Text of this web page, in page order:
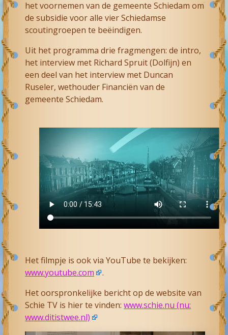
het voornemen van de gemeente Schiedam om
de subsidie voor alle vier Schiedamse
scoutingroepen te beëindigen.
Uit het programma drie fragmengen: de intro,
het interview met Richard Spruit (Dolfijn) en
een deel van het interview met Duncan
Ruseler, wethouder Financiën van de
gemeente Schiedam.
Het filmpje is ook via YouTube te bekijken:
www.youtube.com
.
Het oorspronkelijke bericht op de website van
Schie TV is hier te vinden:www.schie.nu (nu:
www.ditistwee.nl)